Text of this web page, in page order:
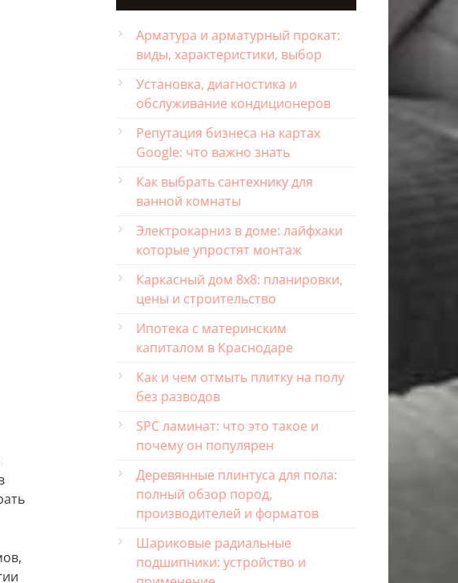
Арматура и арматурный прокат:
виды, характеристики, выбор
Установка, диагностика и
обслуживание кондиционеров
Репутация бизнеса на картах
Google: что важно знать
Как выбрать сантехнику для
ванной комнаты
Электрокарниз в доме: лайфхаки
которые упростят монтаж
Каркасный дом 8х8: планировки,
цены и строительство
Ипотека с материнским
капиталом в Краснодаре
Как и чем отмыть плитку на полу
без разводов
SPC ламинат: что это такое и
почему он популярен
Деревянные плинтуса для пола:
полный обзор пород,
производителей и форматов
Шариковые радиальные
подшипники: устройство и